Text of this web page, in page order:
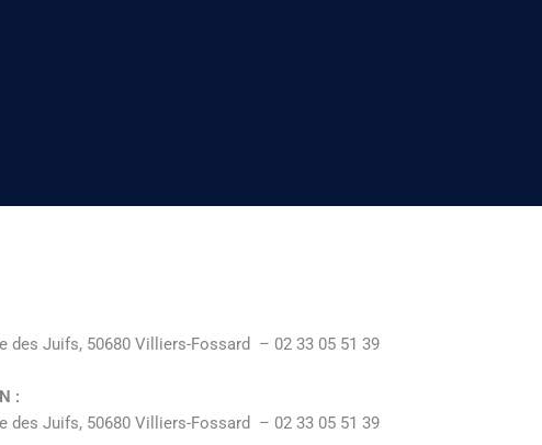
des Juifs, 50680 Villiers-Fossard – 02 33 05 51 39
:
des Juifs, 50680 Villiers-Fossard – 02 33 05 51 39